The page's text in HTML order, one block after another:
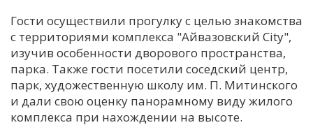
Гости осуществили прогулку с целью знакомства
с территориями комплекса "Айвазовский City",
изучив особенности дворового пространства,
парка. Также гости посетили соседский центр,
парк, художественную школу им. П. Митинского
и дали свою оценку панорамному виду жилого
комплекса при нахождении на высоте.